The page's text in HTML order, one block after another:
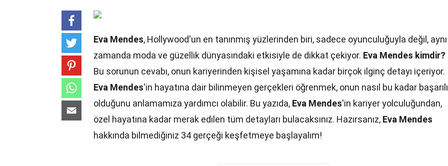
Eva Mendes, Hollywood'un en tanınmış yüzlerinden biri, sadece oyunculuğuyla değil, aynı
zamanda moda ve güzellik dünyasındaki etkisiyle de dikkat çekiyor. Eva Mendes kimdir?
Bu sorunun cevabı, onun kariyerinden kişisel yaşamına kadar birçok ilginç detayı içeriyor.
Eva Mendes'in hayatına dair bilinmeyen gerçekleri öğrenmek, onun nasıl bu kadar başarılı
olduğunu anlamamıza yardımcı olabilir. Bu yazıda, Eva Mendes'in kariyer yolculuğundan,
özel hayatına kadar merak edilen tüm detayları bulacaksınız. Hazırsanız, Eva Mendes
hakkında bilmediğiniz 34 gerçeği keşfetmeye başlayalım!